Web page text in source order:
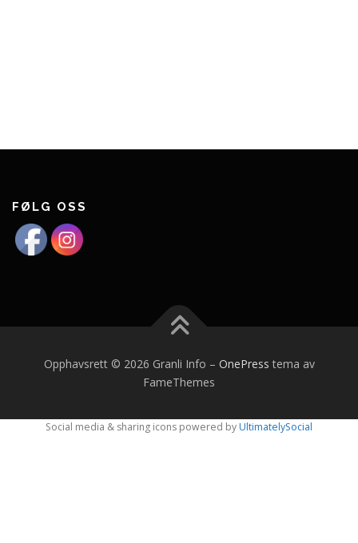
FØLG OSS
Opphavsrett © 2026 Granli Info – OnePress tema av
FameThemes
Social media & sharing icons powered byUltimatelySocial